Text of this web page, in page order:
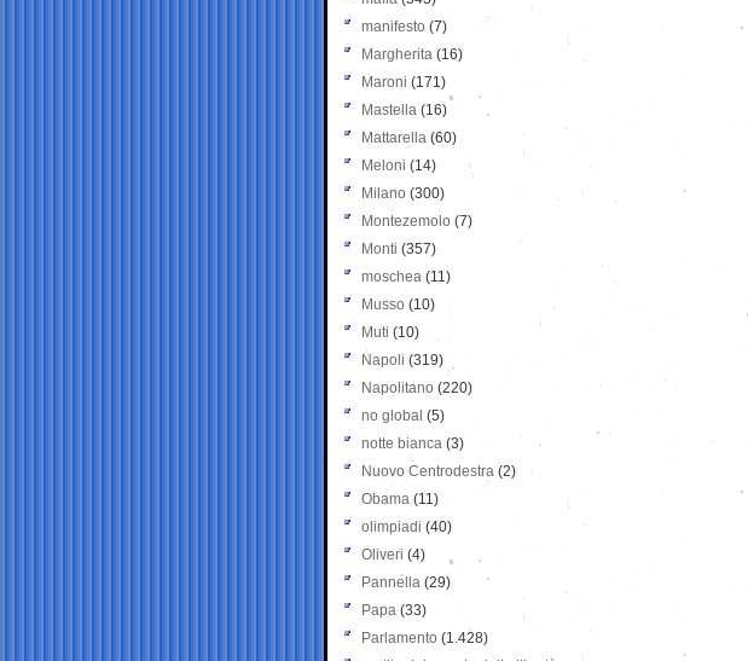
manifesto (7)
Margherita (16)
Maroni (171)
Mastella (16)
Mattarella (60)
Meloni (14)
Milano (300)
Montezemolo (7)
Monti (357)
moschea (11)
Musso (10)
Muti (10)
Napoli (319)
Napolitano (220)
no global (5)
notte bianca (3)
Nuovo Centrodestra (2)
Obama (11)
olimpiadi (40)
Oliveri (4)
Pannella (29)
Papa (33)
Parlamento (1.428)